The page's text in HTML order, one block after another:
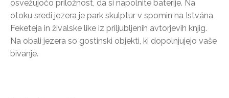
osvežujočo priložnost, da si napolnite baterije. Na
otoku sredi jezera je park skulptur v spomin na Istvána
Feketeja in živalske like iz priljubljenih avtorjevih knjig.
Na obali jezera so gostinski objekti, ki dopolnjujejo vaše
bivanje.